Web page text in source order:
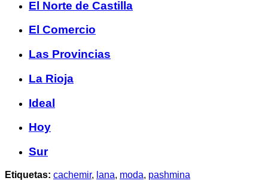
El Norte de Castilla
El Comercio
Las Provincias
La Rioja
Ideal
Hoy
Sur
Etiquetas: cachemir, lana, moda, pashmina